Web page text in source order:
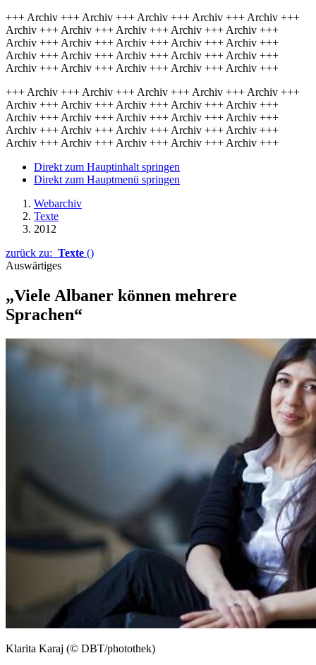
+++ Archiv +++ Archiv +++ Archiv +++ Archiv +++ Archiv +++
Archiv +++ Archiv +++ Archiv +++ Archiv +++ Archiv +++
Archiv +++ Archiv +++ Archiv +++ Archiv +++ Archiv +++
Archiv +++ Archiv +++ Archiv +++ Archiv +++ Archiv +++
Archiv +++ Archiv +++ Archiv +++ Archiv +++ Archiv +++
+++ Archiv +++ Archiv +++ Archiv +++ Archiv +++ Archiv +++
Archiv +++ Archiv +++ Archiv +++ Archiv +++ Archiv +++
Archiv +++ Archiv +++ Archiv +++ Archiv +++ Archiv +++
Archiv +++ Archiv +++ Archiv +++ Archiv +++ Archiv +++
Archiv +++ Archiv +++ Archiv +++ Archiv +++ Archiv +++
Direkt zum Hauptinhalt springen
Direkt zum Hauptmenü springen
Webarchiv
Texte
2012
zurück zu: Texte ()
Auswärtiges
„Viele Albaner können mehrere
Sprachen“
Klarita Karaj (© DBT/photothek)